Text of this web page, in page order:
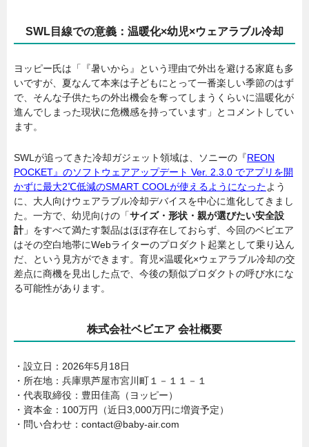
SWL目線での意義：温暖化×幼児×ウェアラブル冷却
ヨッピー氏は「『暑いから』という理由で外出を避ける家庭も多
いですが、夏なんて本来は子どもにとって一番楽しい季節のはず
で、そんな子供たちの外出機会を奪ってしまうくらいに温暖化が
進んでしまった現状に危機感を持っています」とコメントしてい
ます。
SWLが追ってきた冷却ガジェット領域は、ソニーの『REON
POCKET』のソフトウェアアップデート Ver. 2.3.0 でアプリを開
かずに最大2℃低減のSMART COOLが使えるようになったよう
に、大人向けウェアラブル冷却デバイスを中心に進化してきまし
た。一方で、幼児向けの「サイズ・形状・親が選びたい安全設
計」をすべて満たす製品はほぼ存在しておらず、今回のベビエア
はその空白地帯にWebライターのプロダクト起業として乗り込ん
だ、という見方ができます。育児×温暖化×ウェアラブル冷却の交
差点に商機を見出した点で、今後の類似プロダクトの呼び水にな
る可能性があります。
株式会社ベビエア 会社概要
・設立日：2026年5月18日
・所在地：兵庫県芦屋市宮川町１－１１－１
・代表取締役：豊田佳高（ヨッピー）
・資本金：100万円（近日3,000万円に増資予定）
・問い合わせ：contact@baby-air.com